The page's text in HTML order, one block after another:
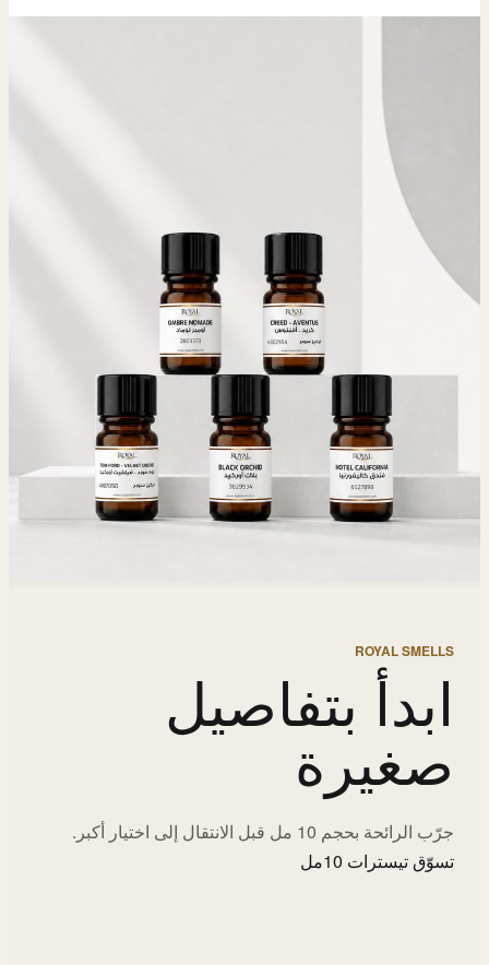
ROYAL SMELLS
ابدأ بتفاصيل
صغيرة
جرّب الرائحة بحجم 10 مل قبل الانتقال إلى اختيار أكبر.
تسوّق تيسترات 10مل